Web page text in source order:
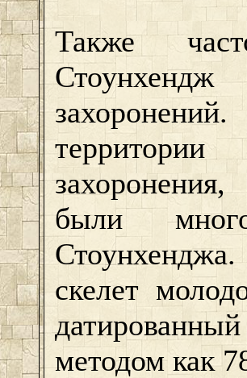
Также
были
скелет
методом как